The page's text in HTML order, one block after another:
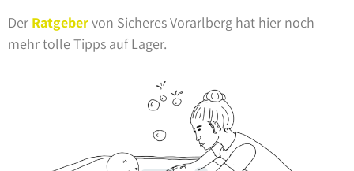
Der Ratgebervon Sicheres Vorarlberg hat hier noch
mehr tolle Tipps auf Lager.